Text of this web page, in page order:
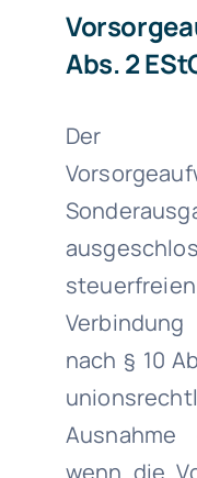
Abs. 2
Der
nach § 10
wenn die